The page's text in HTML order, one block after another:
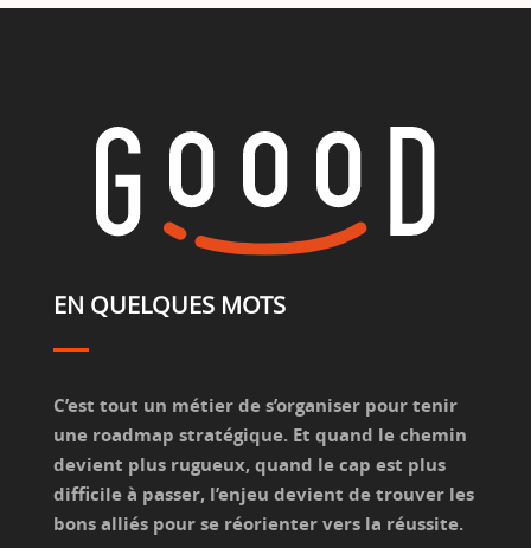
EN QUELQUES MOTS
C’est tout un métier de s’organiser pour tenir
une roadmap stratégique. Et quand le chemin
devient plus rugueux, quand le cap est plus
difficile à passer, l’enjeu devient de trouver les
bons alliés pour se réorienter vers la réussite.